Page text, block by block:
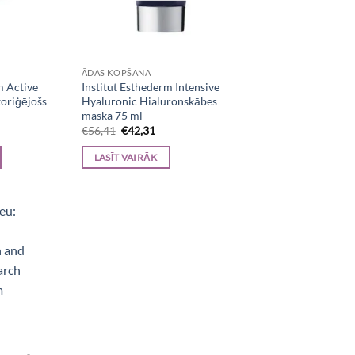
Active
ĀDAS KOPŠANA
Institut Esthederm Intensive
Hyaluronic Hialuronskābes
maska 75 ml
€56,41 Original
was:
€56,41.
€42,31Current
is:
€42,31.
LASĪT VAIRĀK
Aerogrili, Sporta uzturs, Kaķu barība